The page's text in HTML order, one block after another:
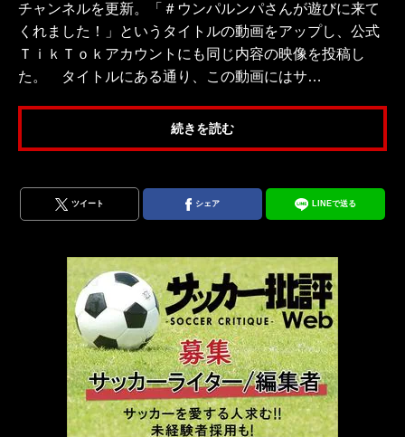
チャンネルを更新。「＃ウンパルンパさんが遊びに来て
くれました！」というタイトルの動画をアップし、公式
ＴｉｋＴｏｋアカウントにも同じ内容の映像を投稿し
た。 タイトルにある通り、この動画にはサ…
続きを読む
ツイート シェア LINEで送る